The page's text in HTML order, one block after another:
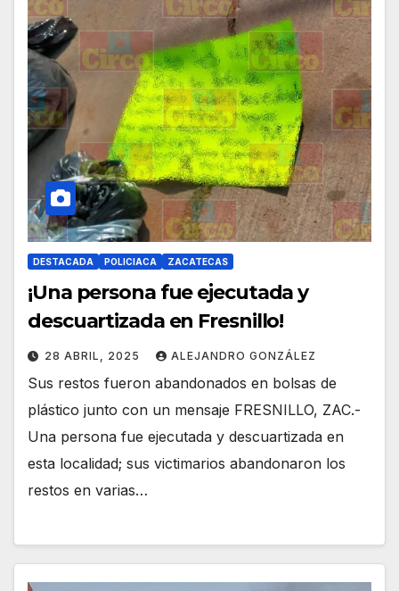
DESTACADA POLICIACA ZACATECAS
¡Una persona fue ejecutada y
descuartizada en Fresnillo!
28 ABRIL, 2025 ALEJANDRO GONZÁLEZ
Sus restos fueron abandonados en bolsas de
plástico junto con un mensaje FRESNILLO, ZAC.-
Una persona fue ejecutada y descuartizada en
esta localidad; sus victimarios abandonaron los
restos en varias…